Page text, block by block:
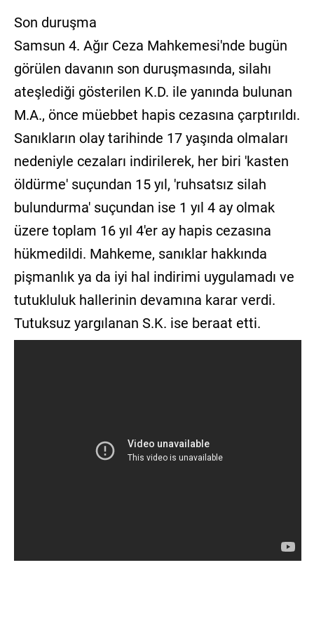
Son duruşma
Samsun 4. Ağır Ceza Mahkemesi'nde bugün
görülen davanın son duruşmasında, silahı
ateşlediği gösterilen K.D. ile yanında bulunan
M.A., önce müebbet hapis cezasına çarptırıldı.
Sanıkların olay tarihinde 17 yaşında olmaları
nedeniyle cezaları indirilerek, her biri 'kasten
öldürme' suçundan 15 yıl, 'ruhsatsız silah
bulundurma' suçundan ise 1 yıl 4 ay olmak
üzere toplam 16 yıl 4'er ay hapis cezasına
hükmedildi. Mahkeme, sanıklar hakkında
pişmanlık ya da iyi hal indirimi uygulamadı ve
tutukluluk hallerinin devamına karar verdi.
Tutuksuz yargılanan S.K. ise beraat etti.